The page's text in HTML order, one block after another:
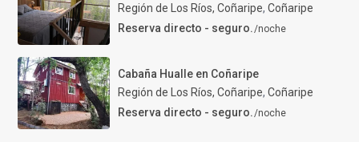
Región de Los Ríos, Coñaripe, Coñaripe
Reserva directo - seguro./noche
Cabaña Hualle en Coñaripe
Región de Los Ríos, Coñaripe, Coñaripe
Reserva directo - seguro./noche